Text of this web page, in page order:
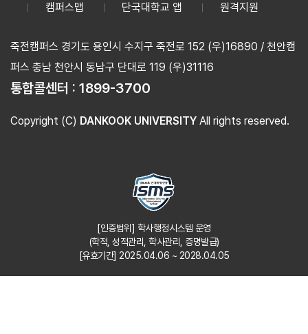
캠퍼스맵
단국대학교 앱 원격지원
죽전캠퍼스 경기도 용인시 수지구 죽전로 152 (우)16890 / 천안캠
퍼스 충남 천안시 동남구 단대로 119 (우)31116
통합콜센터 : 1899-3700
Copyright (C) DANKOOK UNIVERSITY All rights reserved.
[인증범위] 학사행정시스템 운영
(학적, 성적관리, 학사관리, 증명발급)
[유효기간] 2025.04.06 ~ 2028.04.05